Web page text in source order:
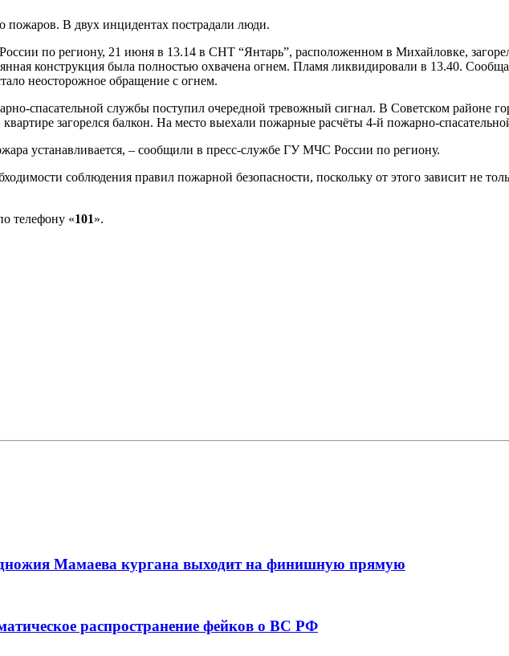
пожаров. В двух инцидентах пострадали люди.
по региону, 21 июня в 13.14 в СНТ “Янтарь”, расположенном в Михайловке,
конструкция была полностью охвачена огнем. Пламя ликвидировали в 13.40.
неосторожное обращение с огнем.
спасательной службы поступил очередной тревожный сигнал. В Советском районе
загорелся балкон. На место выехали пожарные расчёты 4-й пожарно-
устанавливается, – сообщили в пресс-службе ГУ МЧС России по региону.
соблюдения правил пожарной безопасности, поскольку от этого зависит не
телефону «101».
Мамаева кургана выходит на финишную прямую
распространение фейков о ВС РФ